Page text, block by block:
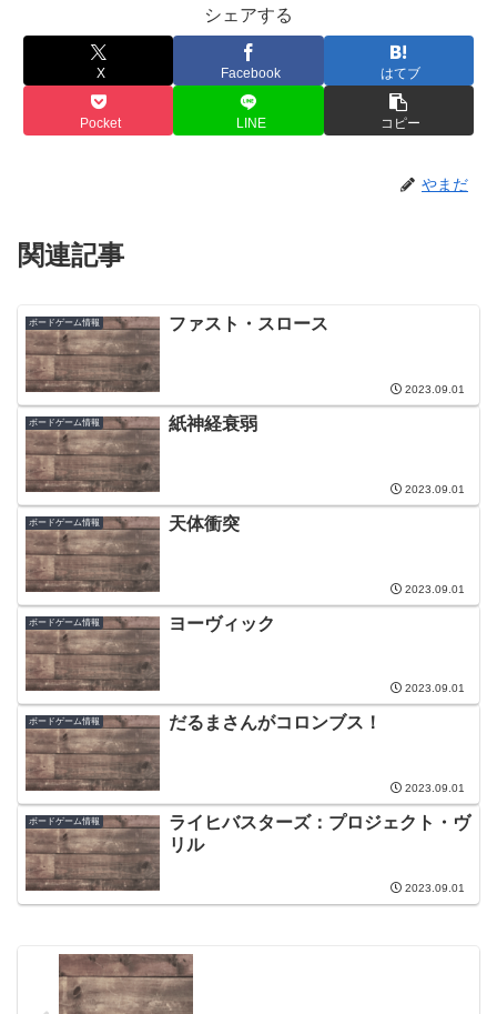
シェアする
X Facebook はてブ
Pocket LINE コピー
やまだ
関連記事
ボードゲーム情報 ファスト・スロース
2023.09.01
ボードゲーム情報 紙神経衰弱
2023.09.01
ボードゲーム情報 天体衝突
2023.09.01
ボードゲーム情報 ヨーヴィック
2023.09.01
ボードゲーム情報 だるまさんがコロンブス！
2023.09.01
ボードゲーム情報
ライヒバスターズ：プロジェクト・ヴ
リル
2023.09.01